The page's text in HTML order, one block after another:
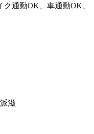
通勤OK、車通勤OK、
滋